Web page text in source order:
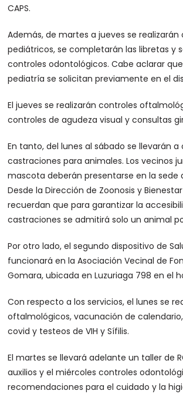
CAPS.
Además, de martes a jueves se realizarán
pediátricos, se completarán las libretas y
controles odontológicos. Cabe aclarar
pediatría se solicitan previamente en el
El jueves se realizarán controles
controles de agudeza visual y consultas
En tanto, del lunes al sábado se llevarán a
castraciones para animales. Los vecinos
mascota deberán presentarse en la sede
Desde la Dirección de Zoonosis y
recuerdan que para garantizar la
castraciones se admitirá solo un animal
Por otro lado, el segundo dispositivo de
funcionará en la Asociación Vecinal de
Gomara, ubicada en Luzuriaga 798 en el
Con respecto a los servicios, el lunes se
oftalmológicos, vacunación de
covid y testeos de VIH y Sífilis.
El martes se llevará adelante un taller de
auxilios y el miércoles controles
recomendaciones para el cuidado y la